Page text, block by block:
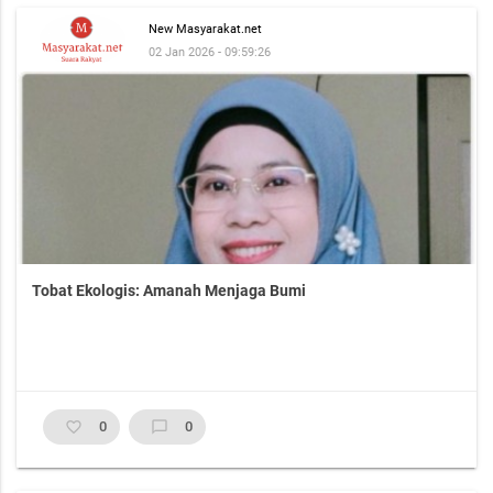
New Masyarakat.net
02 Jan 2026 - 09:59:26
Tobat Ekologis: Amanah Menjaga Bumi
favorite_border 0 chat_bubble_outline 0